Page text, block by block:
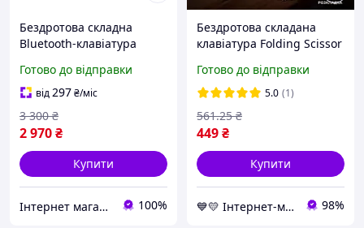
Бездротова складна
Bluetooth-клавіатура
Keyboard (NKF01) з
тачпадом та цифровим
блоком, Khaki
Готово до відправки
від297₴/міс
2 970₴
3 300 ₴
Купити
Інтернет магазин "ЄВРО Shop" 100%
Бездротова складана
клавіатура Folding Scissor
Чорний, bluetooth-
клавіатура міні
Готово до відправки
5.0 (1)
449₴
561.25 ₴
Купити
💙💛 Інтернет-магазин Non-Stop 🎁% 🚚 ⤵ 98%